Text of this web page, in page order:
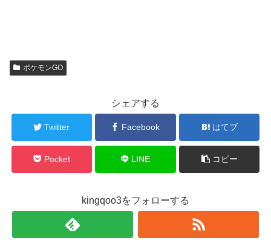
ポケモンGO
シェアする
Twitter Facebook はてブ
Pocket LINE コピー
kingqoo3をフォローする